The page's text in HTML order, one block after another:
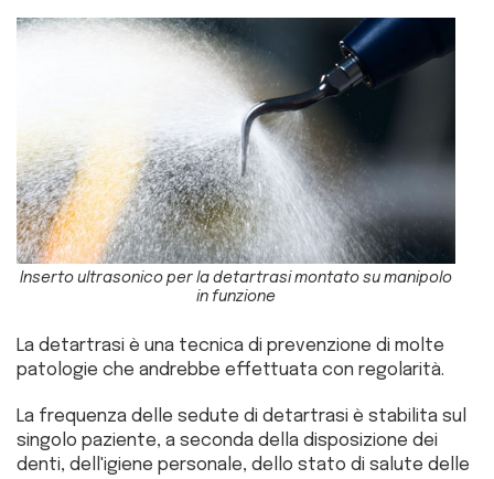
Inserto ultrasonico per la detartrasi montato su manipolo
in funzione
La detartrasi è una tecnica di prevenzione di molte
patologie che andrebbe effettuata con regolarità.
La frequenza delle sedute di detartrasi è stabilita sul
singolo paziente, a seconda della disposizione dei
denti, dell'igiene personale, dello stato di salute delle